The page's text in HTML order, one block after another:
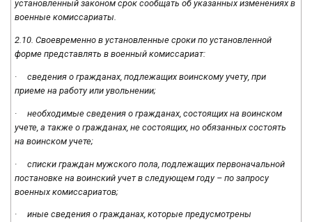
установленный законом срок сообщать об указанных изменениях в
военные комиссариаты.
2.10. Своевременно в установленные сроки по установленной
форме представлять в военный комиссариат:
· сведения о гражданах, подлежащих воинскому учету, при
приеме на работу или увольнении;
· необходимые сведения о гражданах, состоящих на воинском
учете, а также о гражданах, не состоящих, но обязанных состоять
на воинском учете;
· списки граждан мужского пола, подлежащих первоначальной
постановке на воинский учет в следующем году – по запросу
военных комиссариатов;
· иные сведения о гражданах, которые предусмотрены